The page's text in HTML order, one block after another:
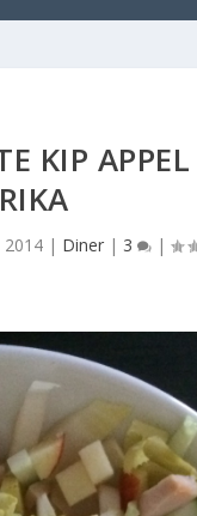
KIP
| Diner| 3 |